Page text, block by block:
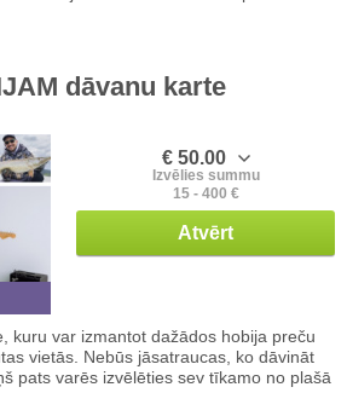
dāvanu karte
€ 50.00
Izvēlies summu
15 - 400 €
Atvērt
kuru var izmantot dažādos hobija preču
vietās. Nebūs jāsatraucas, ko dāvināt
pats varēs izvēlēties sev tīkamo no plašā